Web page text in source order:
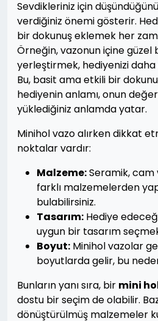
Sevdikleriniz için
verdiğiniz önemi gösterir.
bir dokunuş eklemek her
Örneğin, vazonun içine güzel
yerleştirmek, hediyenizi daha
Bu, basit ama etkili bir
hediyenin anlamı, onun
yüklediğiniz anlamda yatar.
Minihol vazo alırken dikkat
noktalar vardır:
Malzeme:Seramik,
farklı malzemelerden
bulabilirsiniz.
Tasarım: Hediye
uygun bir tasarım
Boyut: Minihol vazolar
boyutlarda gelir, bu
Bunların yanı sıra, bir mini
dostu bir seçim de olabilir.
dönüştürülmüş malzemeler